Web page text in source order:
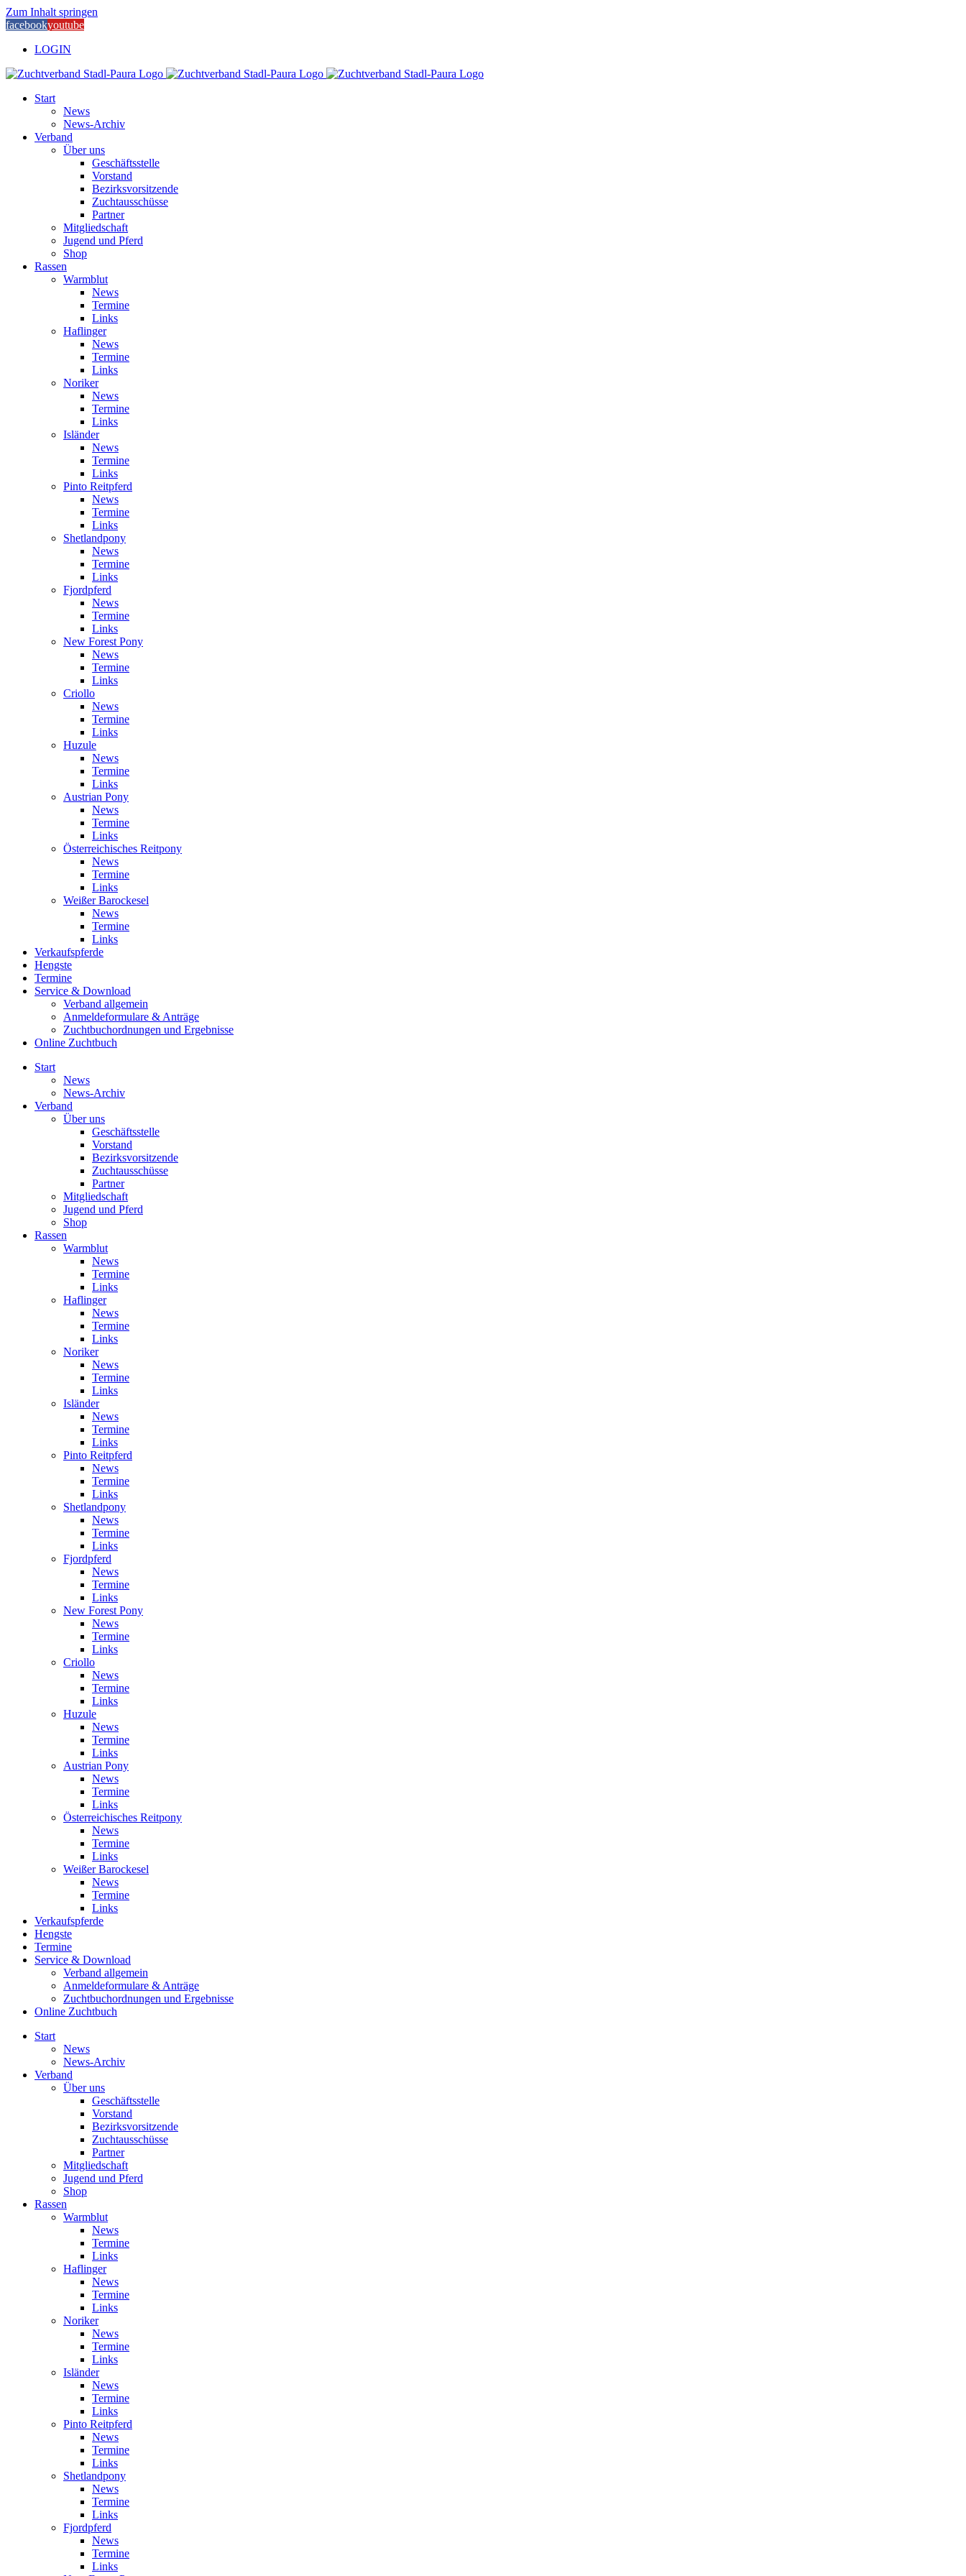
Zum Inhalt springen
facebookyoutube
LOGIN
Start
News
News-Archiv
Verband
Über uns
Geschäftsstelle
Vorstand
Bezirksvorsitzende
Zuchtausschüsse
Partner
Mitgliedschaft
Jugend und Pferd
Shop
Rassen
Warmblut
News
Termine
Links
Haflinger
News
Termine
Links
Noriker
News
Termine
Links
Isländer
News
Termine
Links
Pinto Reitpferd
News
Termine
Links
Shetlandpony
News
Termine
Links
Fjordpferd
News
Termine
Links
New Forest Pony
News
Termine
Links
Criollo
News
Termine
Links
Huzule
News
Termine
Links
Austrian Pony
News
Termine
Links
Österreichisches Reitpony
News
Termine
Links
Weißer Barockesel
News
Termine
Links
Verkaufspferde
Hengste
Termine
Service & Download
Verband allgemein
Anmeldeformulare & Anträge
Zuchtbuchordnungen und Ergebnisse
Online Zuchtbuch
Start
News
News-Archiv
Verband
Über uns
Geschäftsstelle
Vorstand
Bezirksvorsitzende
Zuchtausschüsse
Partner
Mitgliedschaft
Jugend und Pferd
Shop
Rassen
Warmblut
News
Termine
Links
Haflinger
News
Termine
Links
Noriker
News
Termine
Links
Isländer
News
Termine
Links
Pinto Reitpferd
News
Termine
Links
Shetlandpony
News
Termine
Links
Fjordpferd
News
Termine
Links
New Forest Pony
News
Termine
Links
Criollo
News
Termine
Links
Huzule
News
Termine
Links
Austrian Pony
News
Termine
Links
Österreichisches Reitpony
News
Termine
Links
Weißer Barockesel
News
Termine
Links
Verkaufspferde
Hengste
Termine
Service & Download
Verband allgemein
Anmeldeformulare & Anträge
Zuchtbuchordnungen und Ergebnisse
Online Zuchtbuch
Start
News
News-Archiv
Verband
Über uns
Geschäftsstelle
Vorstand
Bezirksvorsitzende
Zuchtausschüsse
Partner
Mitgliedschaft
Jugend und Pferd
Shop
Rassen
Warmblut
News
Termine
Links
Haflinger
News
Termine
Links
Noriker
News
Termine
Links
Isländer
News
Termine
Links
Pinto Reitpferd
News
Termine
Links
Shetlandpony
News
Termine
Links
Fjordpferd
News
Termine
Links